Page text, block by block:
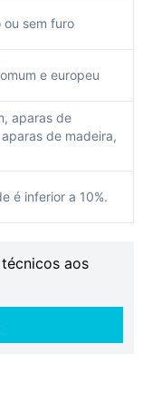
ou sem furo
e europeu
aparas de
de madeira,
é inferior a 10%.
aos